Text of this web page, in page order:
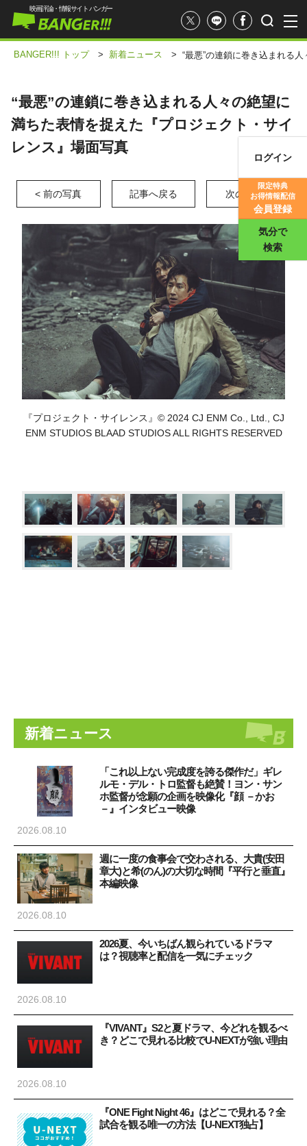
映画評価
映画評論・情報サイト バンガー
ログイン
限定特典
お得情報配信
会員登録
気分で
検索
BANGER!!! トップ > 新着ニュース > “最悪”の連鎖に巻き込まれる
“最悪”の連鎖に巻き込まれる人々の絶望に
満ちた表情を捉えた『プロジェクト・サイ
レンス』場面写真
< 前の写真 記事へ戻る 次の写真 >
『プロジェクト・サイレンス』© 2024 CJ ENM Co., Ltd., CJ
ENM STUDIOS BLAAD STUDIOS ALL RIGHTS RESERVED
新着ニュース
「これ以上ない完成度を誇る傑作だ」ギレ
ルモ・デル・トロ監督も絶賛！ヨン・サン
ホ監督が念願の企画を映像化『顔 －かお
－』インタビュー映像
2026.08.10
週に一度の食事会で交わされる、大貴(安田
章大)と希(のん)の大切な時間『平行と垂直』
本編映像
2026.08.10
2026夏、今いちばん観られているドラマ
は？視聴率と配信を一気にチェック
2026.08.10
『VIVANT』S2と夏ドラマ、今どれを観るべ
き？どこで見れる比較でU-NEXTが強い理由
2026.08.10
『ONE Fight Night 46』はどこで見れる？全
試合を観る唯一の方法【U-NEXT独占】